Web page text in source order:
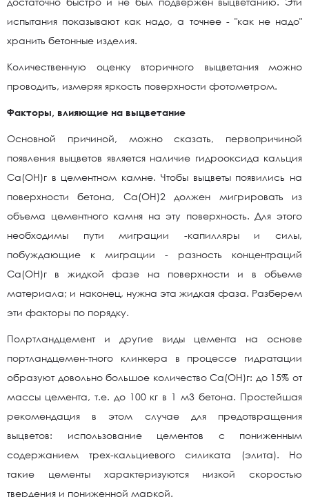
испытания показывают как надо, а точнее - "как не надо"
хранить бетонные изделия.
Количественную оценку вторичного выцветания можно
проводить, измеряя яркость поверхности фотометром.
Факторы, влияющие на выцветание
Основной причиной, можно сказать, первопричиной
появления выцветов является наличие гидрооксида кальция
Са(ОН)г в цементном камне. Чтобы выцветы появились на
поверхности бетона, Са(ОН)2 должен мигрировать из
объема цементного камня на эту поверхность. Для этого
необходимы пути миграции -капилляры и силы,
побуждающие к миграции - разность концентраций
Са(ОН)г в жидкой фазе на поверхности и в объеме
материала; и наконец, нужна эта жидкая фаза. Разберем
эти факторы по порядку.
Полртландцемент и другие виды цемента на основе
портландцемен-тного клинкера в процессе гидратации
образуют довольно большое количество Са(ОН)г: до 15% от
массы цемента, т.е. до 100 кг в 1 м3 бетона. Простейшая
рекомендация в этом случае для предотвращения
выцветов: использование цементов с пониженным
содержанием трех-кальциевого силиката (элита). Но
такие цементы характеризуются низкой скоростью
твердения и пониженной маркой.